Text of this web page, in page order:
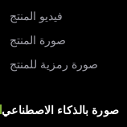
صورة بالذكاء الاصطناعي
فيديو المنتج
صورة المنتج
صورة رمزية للمنتج